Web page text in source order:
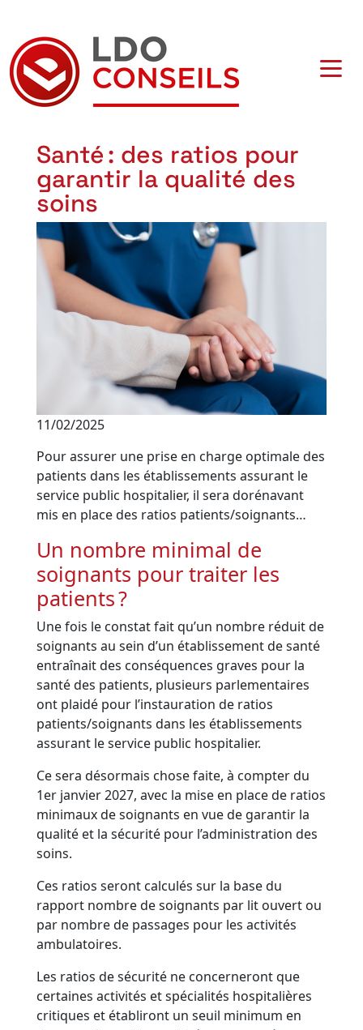
Navigation principale
Santé : des ratios pour
garantir la qualité des
soins
11/02/2025
Pour assurer une prise en charge optimale des
patients dans les établissements assurant le
service public hospitalier, il sera dorénavant
mis en place des ratios patients/soignants…
Un nombre minimal de
soignants pour traiter les
patients ?
Une fois le constat fait qu’un nombre réduit de
soignants au sein d’un établissement de santé
entraînait des conséquences graves pour la
santé des patients, plusieurs parlementaires
ont plaidé pour l’instauration de ratios
patients/soignants dans les établissements
assurant le service public hospitalier.
Ce sera désormais chose faite, à compter du
1er janvier 2027, avec la mise en place de ratios
minimaux de soignants en vue de garantir la
qualité et la sécurité pour l’administration des
soins.
Ces ratios seront calculés sur la base du
rapport nombre de soignants par lit ouvert ou
par nombre de passages pour les activités
ambulatoires.
Les ratios de sécurité ne concerneront que
certaines activités et spécialités hospitalières
critiques et établiront un seuil minimum en